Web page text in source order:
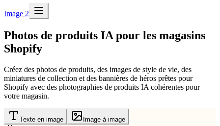
Image 2
Photos de produits IA pour les magasins
Shopify
Créez des photos de produits, des images de style de vie, des
miniatures de collection et des bannières de héros prêtes pour
Shopify avec des photographies de produits IA cohérentes pour
votre magasin.
Texte en image Image à image